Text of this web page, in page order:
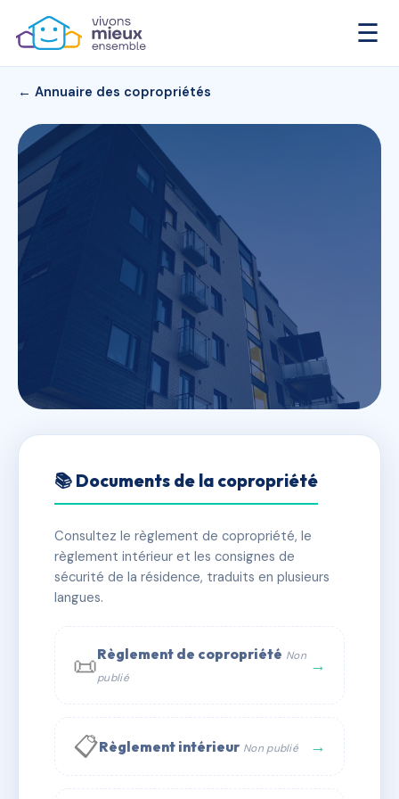
☰
← Annuaire des copropriétés
LE CHEVAL NOIR
VALMOREL
✓ Immatriculée 🏠 102 lots 🏗 1 bâtiment(s)
✉ Email
📚 Documents de la copropriété
Consultez le règlement de copropriété, le
règlement intérieur et les consignes de
sécurité de la résidence, traduits en plusieurs
langues.
📜Règlement de copropriété Non
publié
→
📋Règlement intérieur Non publié →